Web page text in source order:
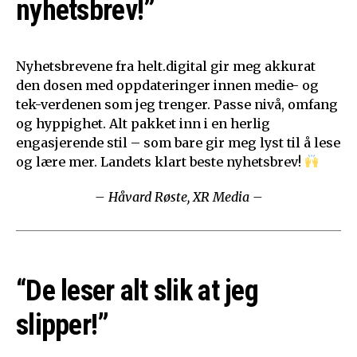
nyhetsbrev!”
Nyhetsbrevene fra helt.digital gir meg akkurat
den dosen med oppdateringer innen medie- og
tek-verdenen som jeg trenger. Passe nivå, omfang
og hyppighet. Alt pakket inn i en herlig
engasjerende stil – som bare gir meg lyst til å lese
og lære mer. Landets klart beste nyhetsbrev!
– Håvard Røste, XR Media –
“De leser alt slik at jeg
slipper!”